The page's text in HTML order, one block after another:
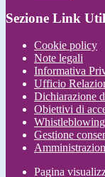
Sezione Link
Cookie policy
Note legali
Informativa
Ufficio
Dichiarazione
Obiettivi di
Whistleblowing
Gestione
Pagina